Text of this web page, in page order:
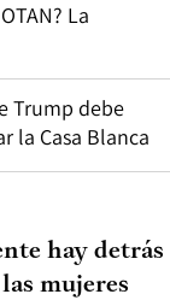
La
Trump debe
la Casa Blanca
hay detrás
mujeres